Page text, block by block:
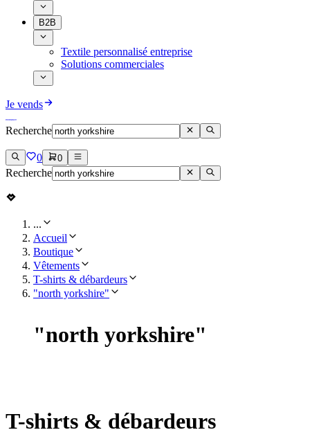
B2B
Textile personnalisé entreprise
Solutions commerciales
Je vends
Recherche
0 0
Recherche
...
Accueil
Boutique
Vêtements
T-shirts & débardeurs
"north yorkshire"
"north yorkshire"
T-shirts & débardeurs